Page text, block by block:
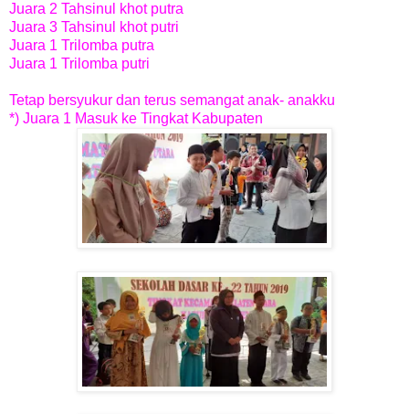
Juara 2 Tahsinul khot putra
Juara 3 Tahsinul khot putri
Juara 1 Trilomba putra
Juara 1 Trilomba putri
Tetap bersyukur dan terus semangat anak- anakku
*) Juara 1 Masuk ke Tingkat Kabupaten